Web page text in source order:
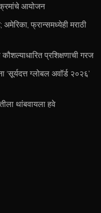
आयोजन
अमेरिका, फ्रान्समध्येही मराठी
प्रशिक्षणाची गरज
‘सूर्यदत्त ग्लोबल अवॉर्ड २०२६’
थांबवायला हवे